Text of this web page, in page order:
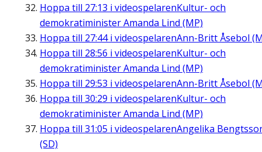
Hoppa till 27:13 i videospelarenKultur- och
demokratiminister Amanda Lind (MP)
Hoppa till 27:44i videospelarenAnn-Britt Åsebol
Hoppa till 28:56 i videospelarenKultur- och
demokratiminister Amanda Lind (MP)
Hoppa till 29:53 i videospelarenAnn-Britt Åsebol
Hoppa till 30:29 i videospelarenKultur- och
demokratiminister Amanda Lind (MP)
Hoppa till 31:05 i videospelarenAngelika
(SD)